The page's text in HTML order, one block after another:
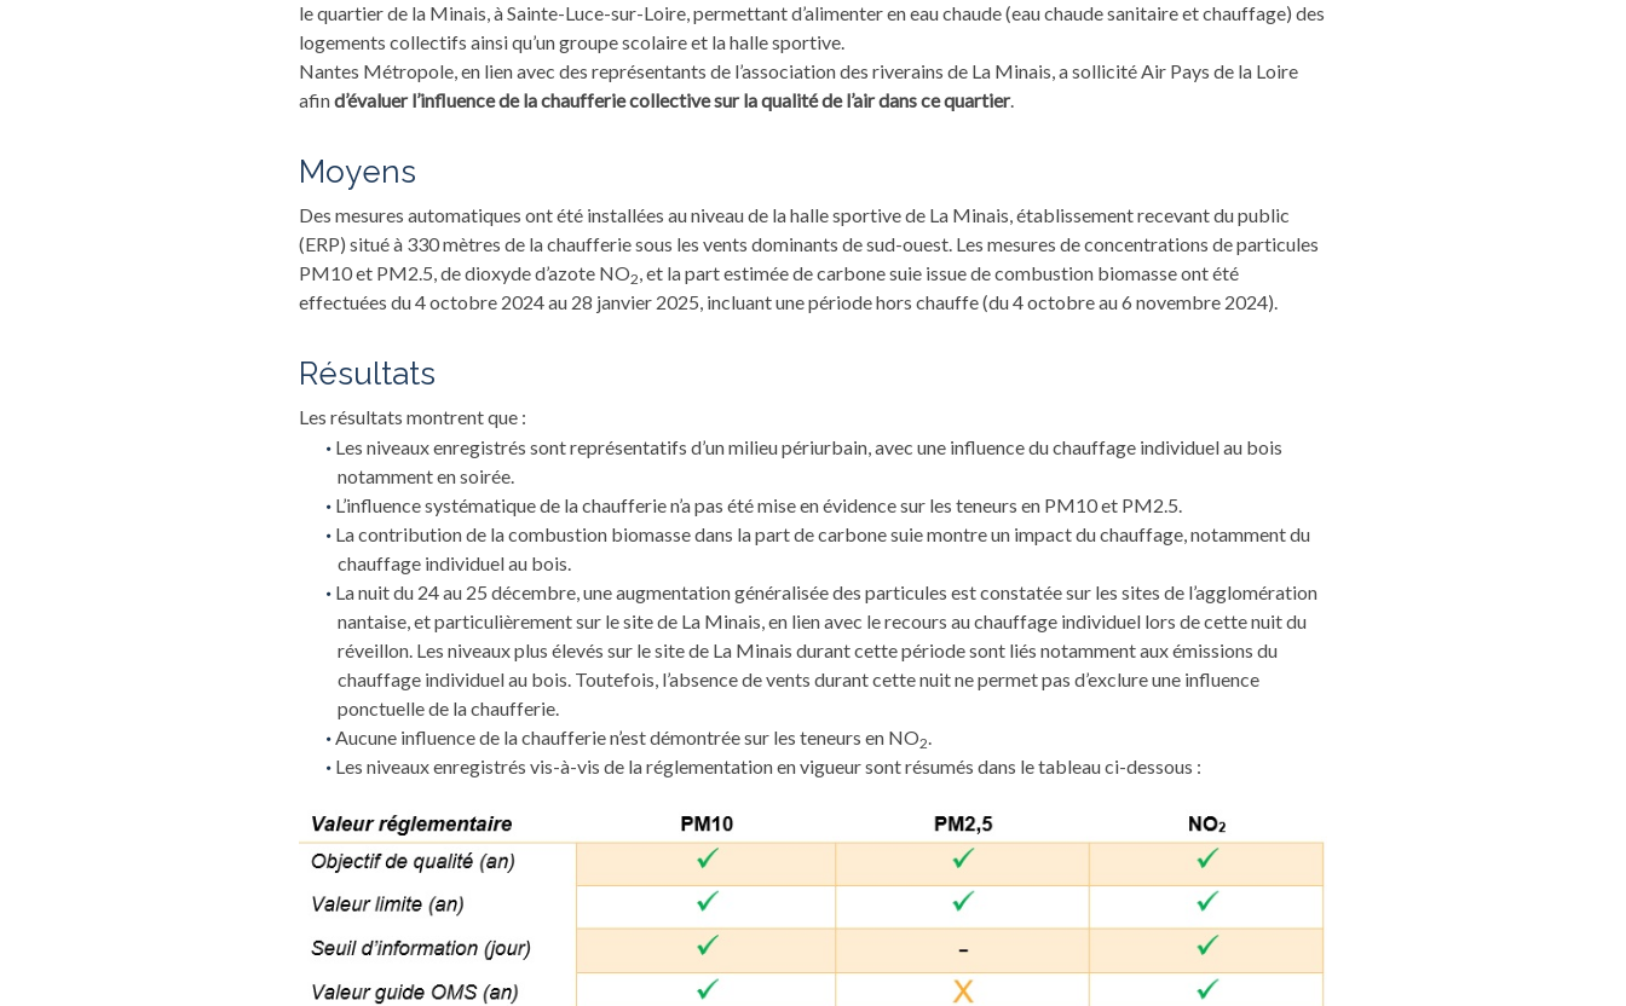
le quartier de la Minais, à Sainte-Luce-sur-Loire, permettant d’alimenter en eau chaude (eau chaude sanitaire et chauffage) des
logements collectifs ainsi qu’un groupe scolaire et la halle sportive.
Nantes Métropole, en lien avec des représentants de l’association des riverains de La Minais, a sollicité Air Pays de la Loire
afind’évaluer l’influence de la chaufferie collective sur la qualité de l’air dans ce quartier.
Moyens
Des mesures automatiques ont été installées au niveau de la halle sportive de La Minais, établissement recevant du public
(ERP) situé à 330 mètres de la chaufferie sous les vents dominants de sud-ouest. Les mesures de concentrations de particules
PM10 et PM2.5, de dioxyde d’azote NO2, et la part estimée de carbone suie issue de combustion biomasse ont été
effectuées du 4 octobre 2024 au 28 janvier 2025, incluant une période hors chauffe (du 4 octobre au 6 novembre 2024).
Résultats
Les résultats montrent que :
Les niveaux enregistrés sont représentatifs d’un milieu périurbain, avec une influence du chauffage individuel au bois
notamment en soirée.
L’influence systématique de la chaufferie n’a pas été mise en évidence sur les teneurs en PM10 et PM2.5.
La contribution de la combustion biomasse dans la part de carbone suie montre un impact du chauffage, notamment du
chauffage individuel au bois.
La nuit du 24 au 25 décembre, une augmentation généralisée des particules est constatée sur les sites de l’agglomération
nantaise, et particulièrement sur le site de La Minais, en lien avec le recours au chauffage individuel lors de cette nuit du
réveillon. Les niveaux plus élevés sur le site de La Minais durant cette période sont liés notamment aux émissions du
chauffage individuel au bois. Toutefois, l’absence de vents durant cette nuit ne permet pas d’exclure une influence
ponctuelle de la chaufferie.
Aucune influence de la chaufferie n’est démontrée sur les teneurs en NO2.
Les niveaux enregistrés vis-à-vis de la réglementation en vigueur sont résumés dans le tableau ci-dessous :